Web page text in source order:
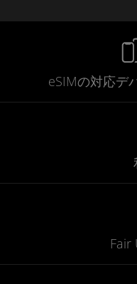
eSIMの対応デ
Fair